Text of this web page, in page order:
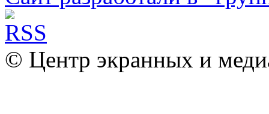
© Центр экранных и